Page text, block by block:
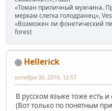
«Томан приличный мужчина.
меркам слегка голодранец»,
«Возможен ли фонетический
forest
Hellerick
октября 30, 2010, 12:57
В русском языке тоже есть
(Вот только по понятным